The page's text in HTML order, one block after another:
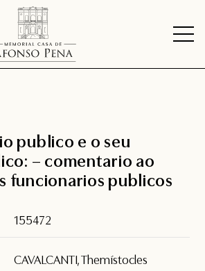
publico e o seu
– comentario ao
funcionarios publicos
155472
CAVALCANTI, Themístocles